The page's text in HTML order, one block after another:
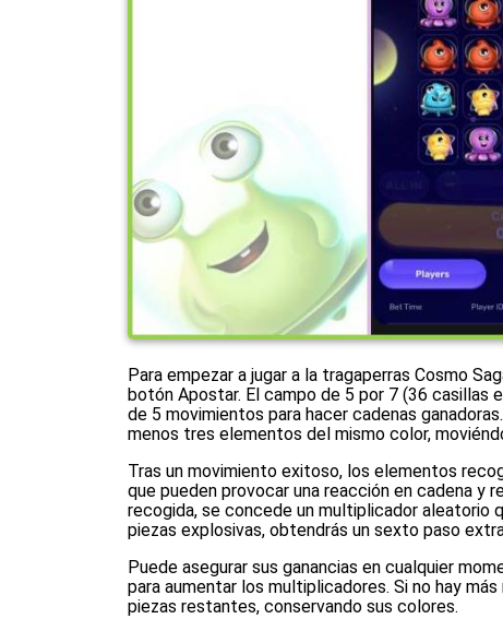
Para empezar a jugar a la tragaperras Cosmo
botón Apostar. El campo de 5 por 7 (36 casillas
de 5 movimientos para hacer cadenas
menos tres elementos del mismo color,
Tras un movimiento exitoso, los elementos
que pueden provocar una reacción en cadena y
recogida, se concede un multiplicador aleatorio
piezas explosivas, obtendrás un sexto paso
Puede asegurar sus ganancias en cualquier
para aumentar los multiplicadores. Si no hay
piezas restantes, conservando sus colores.